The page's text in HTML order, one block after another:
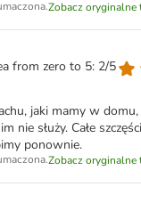
Zobacz oryginalne
from zero to 5: 2/5
jaki mamy w
nie służy. Całe
ponownie.
Zobacz oryginalne